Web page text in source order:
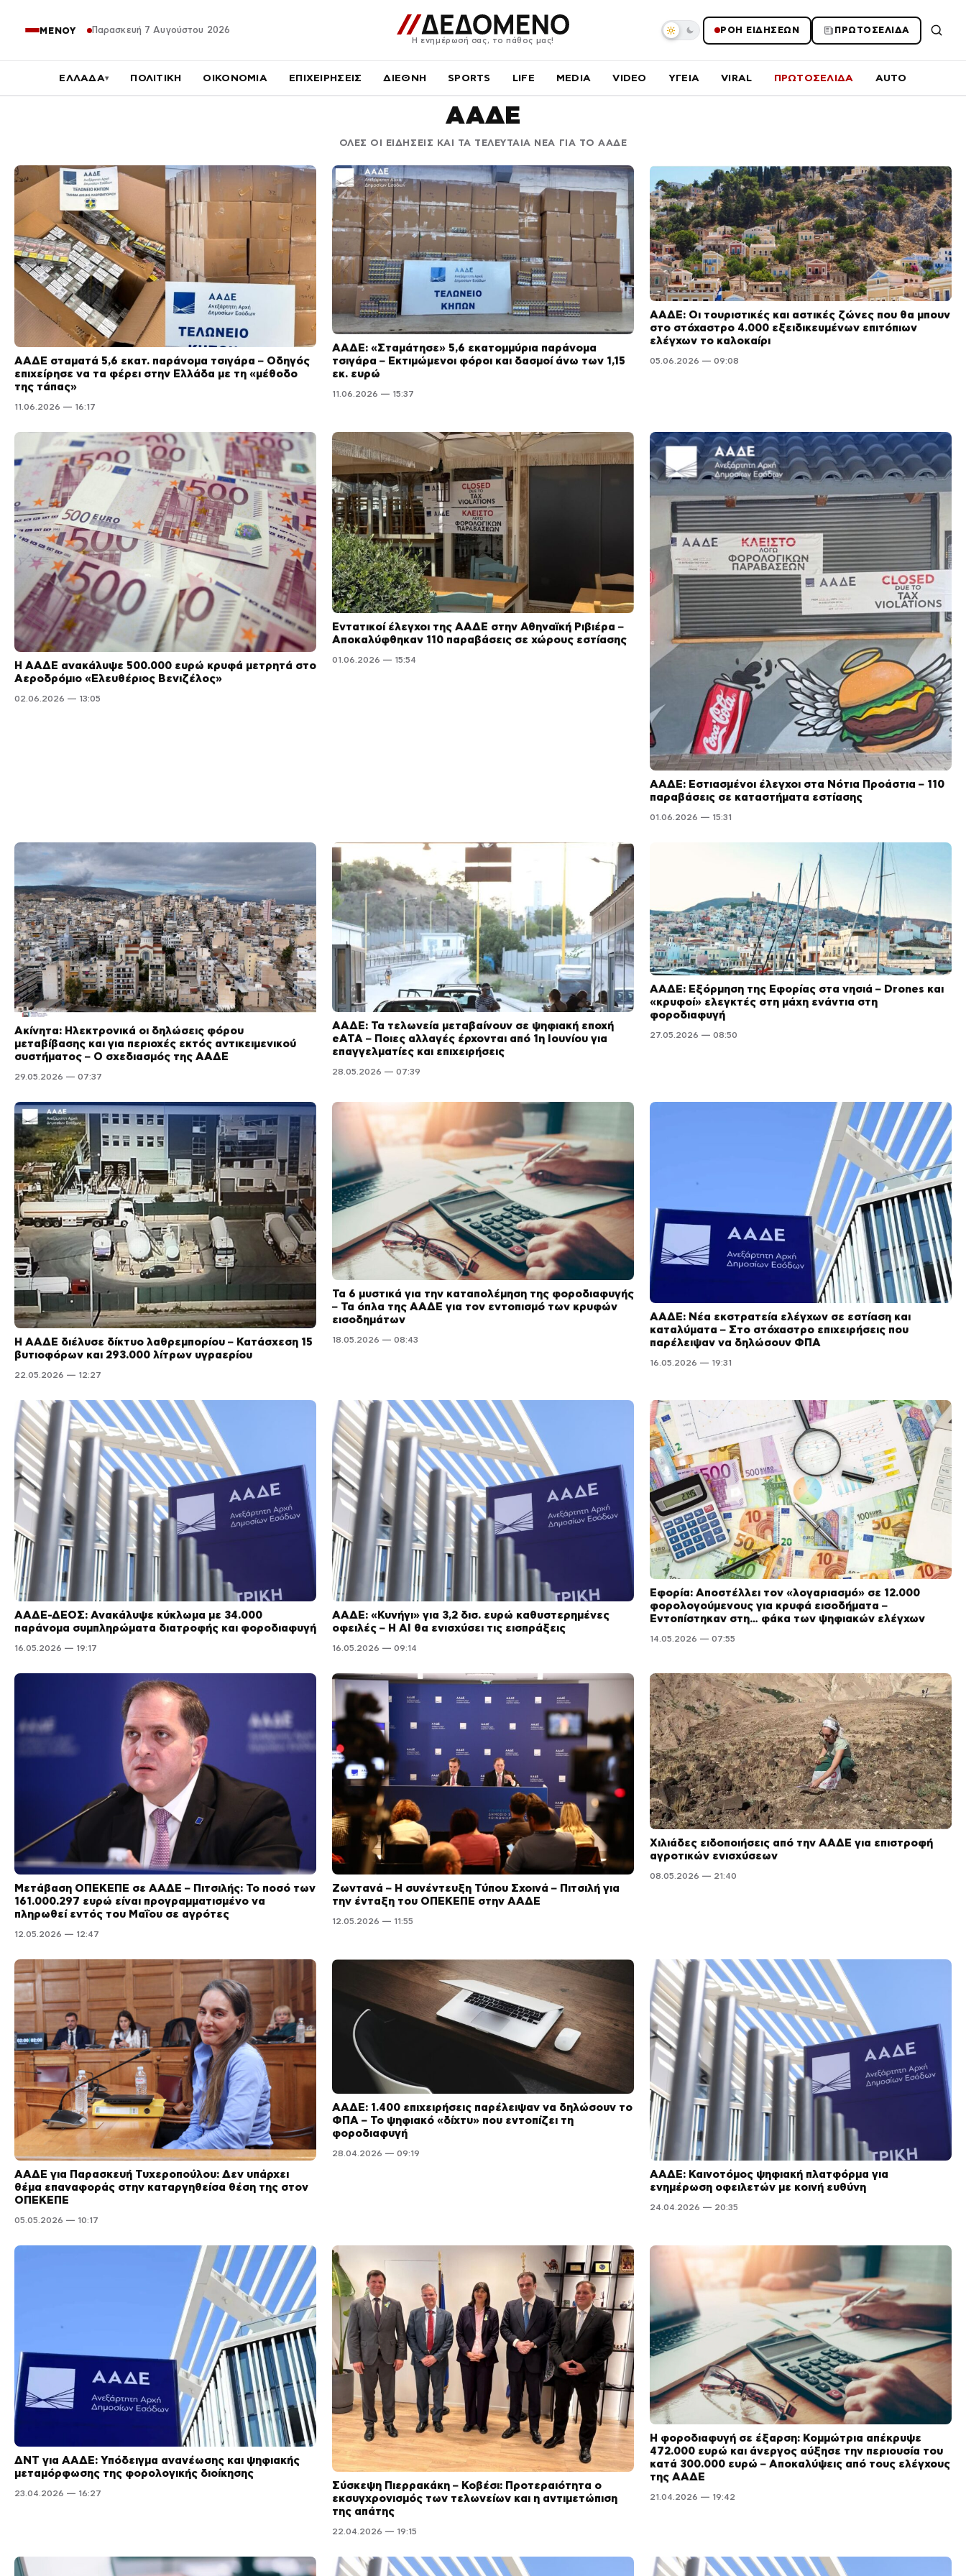
ΜΕΝΟΥ Παρασκευή 7 Αυγούστου 2026
Η ενημέρωσή σας, το πάθος μας!
ΡΟΗ ΕΙΔΗΣΕΩΝ ΠΡΩΤΟΣΕΛΙΔΑ
ΕΛΛΑΔΑ▾ ΠΟΛΙΤΙΚΗ ΟΙΚΟΝΟΜΙΑ ΕΠΙΧΕΙΡΗΣΕΙΣ ΔΙΕΘΝΗ SPORTS LIFE MEDIA VIDEO ΥΓΕΙΑ VIRAL ΠΡΩΤΟΣΕΛΙΔΑ AUTO
ΑΑΔΕ
ΟΛΕΣ ΟΙ ΕΙΔΗΣΕΙΣ ΚΑΙ ΤΑ ΤΕΛΕΥΤΑΙΑ ΝΕΑ ΓΙΑ ΤΟ ΑΑΔΕ
ΑΑΔΕ σταματά 5,6 εκατ. παράνομα τσιγάρα – Οδηγός
επιχείρησε να τα φέρει στην Ελλάδα με τη «μέθοδο
της τάπας»
11.06.2026 — 16:17
ΑΑΔΕ: «Σταμάτησε» 5,6 εκατομμύρια παράνομα
τσιγάρα – Εκτιμώμενοι φόροι και δασμοί άνω των 1,15
εκ. ευρώ
11.06.2026 — 15:37
ΑΑΔΕ: Οι τουριστικές και αστικές ζώνες που θα μπουν
στο στόχαστρο 4.000 εξειδικευμένων επιτόπιων
ελέγχων το καλοκαίρι
05.06.2026 — 09:08
Η ΑΑΔΕ ανακάλυψε 500.000 ευρώ κρυφά μετρητά στο
Αεροδρόμιο «Ελευθέριος Βενιζέλος»
02.06.2026 — 13:05
Εντατικοί έλεγχοι της ΑΑΔΕ στην Αθηναϊκή Ριβιέρα –
Αποκαλύφθηκαν 110 παραβάσεις σε χώρους εστίασης
01.06.2026 — 15:54
ΑΑΔΕ: Εστιασμένοι έλεγχοι στα Νότια Προάστια – 110
παραβάσεις σε καταστήματα εστίασης
01.06.2026 — 15:31
Ακίνητα: Ηλεκτρονικά οι δηλώσεις φόρου
μεταβίβασης και για περιοχές εκτός αντικειμενικού
συστήματος – Ο σχεδιασμός της ΑΑΔΕ
29.05.2026 — 07:37
ΑΑΔΕ: Τα τελωνεία μεταβαίνουν σε ψηφιακή εποχή
eATA – Ποιες αλλαγές έρχονται από 1η Ιουνίου για
επαγγελματίες και επιχειρήσεις
28.05.2026 — 07:39
ΑΑΔΕ: Εξόρμηση της Εφορίας στα νησιά – Drones και
«κρυφοί» ελεγκτές στη μάχη ενάντια στη
φοροδιαφυγή
27.05.2026 — 08:50
Η ΑΑΔΕ διέλυσε δίκτυο λαθρεμπορίου – Κατάσχεση 15
βυτιοφόρων και 293.000 λίτρων υγραερίου
22.05.2026 — 12:27
Τα 6 μυστικά για την καταπολέμηση της φοροδιαφυγής
– Τα όπλα της ΑΑΔΕ για τον εντοπισμό των κρυφών
εισοδημάτων
18.05.2026 — 08:43
ΑΑΔΕ: Νέα εκστρατεία ελέγχων σε εστίαση και
καταλύματα – Στο στόχαστρο επιχειρήσεις που
παρέλειψαν να δηλώσουν ΦΠΑ
16.05.2026 — 19:31
ΑΑΔΕ-ΔΕΟΣ: Ανακάλυψε κύκλωμα με 34.000
παράνομα συμπληρώματα διατροφής και φοροδιαφυγή
16.05.2026 — 19:17
ΑΑΔΕ: «Κυνήγι» για 3,2 δισ. ευρώ καθυστερημένες
οφειλές – Η AI θα ενισχύσει τις εισπράξεις
16.05.2026 — 09:14
Εφορία: Αποστέλλει τον «λογαριασμό» σε 12.000
φορολογούμενους για κρυφά εισοδήματα –
Εντοπίστηκαν στη… φάκα των ψηφιακών ελέγχων
14.05.2026 — 07:55
Μετάβαση ΟΠΕΚΕΠΕ σε ΑΑΔΕ – Πιτσιλής: Το ποσό των
161.000.297 ευρώ είναι προγραμματισμένο να
πληρωθεί εντός του Μαΐου σε αγρότες
12.05.2026 — 12:47
Ζωντανά – Η συνέντευξη Τύπου Σχοινά – Πιτσιλή για
την ένταξη του ΟΠΕΚΕΠΕ στην ΑΑΔΕ
12.05.2026 — 11:55
Χιλιάδες ειδοποιήσεις από την ΑΑΔΕ για επιστροφή
αγροτικών ενισχύσεων
08.05.2026 — 21:40
ΑΑΔΕ για Παρασκευή Τυχεροπούλου: Δεν υπάρχει
θέμα επαναφοράς στην καταργηθείσα θέση της στον
ΟΠΕΚΕΠΕ
05.05.2026 — 10:17
ΑΑΔΕ: 1.400 επιχειρήσεις παρέλειψαν να δηλώσουν το
ΦΠΑ – Το ψηφιακό «δίχτυ» που εντοπίζει τη
φοροδιαφυγή
28.04.2026 — 09:19
ΑΑΔΕ: Καινοτόμος ψηφιακή πλατφόρμα για
ενημέρωση οφειλετών με κοινή ευθύνη
24.04.2026 — 20:35
ΔΝΤ για ΑΑΔΕ: Υπόδειγμα ανανέωσης και ψηφιακής
μεταμόρφωσης της φορολογικής διοίκησης
23.04.2026 — 16:27
Σύσκεψη Πιερρακάκη – Κοβέσι: Προτεραιότητα ο
εκσυγχρονισμός των τελωνείων και η αντιμετώπιση
της απάτης
22.04.2026 — 19:15
Η φοροδιαφυγή σε έξαρση: Κομμώτρια απέκρυψε
472.000 ευρώ και άνεργος αύξησε την περιουσία του
κατά 300.000 ευρώ – Αποκαλύψεις από τους ελέγχους
της ΑΑΔΕ
21.04.2026 — 19:42